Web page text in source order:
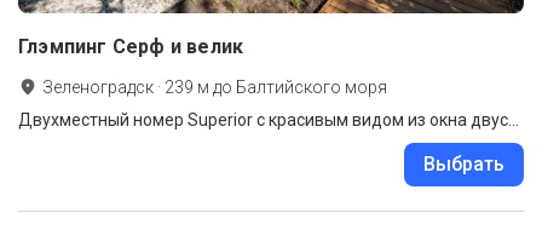
Глэмпинг Серф и велик
Зеленоградск · 239 м до Балтийского моря
Выбрать